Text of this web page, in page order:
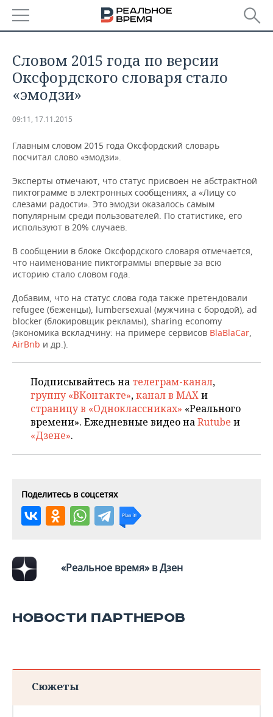
БАШКОРТОСТАН
ТАТАРСТАН
НОВОСТИ
АНАЛИТИКА
ДЕКЛАРАЦИИ О ДОХОДАХ
КОРОЛИ ГОСЗАКАЗА ПФО
ВУЗЫ ТАТАРСТАНА
ТОРГОВЫЕ ЦЕНТРЫ
ТАТАРСТАНА
НОВОСТИ ЭКОНОМИКИ
ФИНАНСЫ
БАНКИ
ИНВЕСТИЦИИ
ПРОМЫШЛЕННОСТЬ
НОВОСТИ
ПРОМЫШЛЕННОСТИ
АГРОПРОМ
МАШИНОСТРОЕНИЕ
НЕФТЕХИМИЯ
НЕФТЬ
ОПК
ЭНЕРГЕТИКА
НЕДВИЖИМОСТЬ
НОВОСТИ НЕДВИЖИМОСТИ
АВТО
НОВОСТИ БИЗНЕСА
РОЗНИЧНАЯ ТОРГОВЛЯ
ТРАНСПОРТ
ТЕХНОЛОГИИ
НОВОСТИ ТЕХНОЛОГИЙ
IT
ТЕЛЕКОММУНИКАЦИИ
МЕРОПРИЯТИЯ
НОВОСТИ МЕРОПРИЯТИЙ
ВЫЕЗДНАЯ РЕДАКЦИЯ
БИЗНЕС-БРАНЧИ
ONLINE-КОНФЕРЕНЦИИ
ОТКРЫТАЯ ЛЕКЦИЯ
СПОРТ
НОВОСТИ СПОРТА
ФУТБОЛ
ХОККЕЙ
БАСКЕТБОЛ
КИБЕРСПОРТ
ФИГУРНОЕ КАТАНИЕ
ХОККЕЙ С МЯЧОМ
ОБЩЕСТВО
НОВОСТИ ОБЩЕСТВА
ВЛАСТЬ
ИНФРАСТРУКТУРА
КУЛЬТУРА
МЕДИЦИНА
ПРОИСШЕСТВИЯ
ФОТОГАЛЕРЕЯ
СЮЖЕТЫ
СПРАВОЧНИК
СПИСОК КОМПАНИЙ
​Словом 2015 года по версии
Оксфордского словаря стало
«эмодзи»
09:11, 17.11.2015
Главным словом 2015 года Оксфордский словарь
посчитал слово «эмодзи».
Эксперты отмечают, что статус присвоен не абстрактной
пиктограмме в электронных сообщениях, а «Лицу со
слезами радости». Это эмодзи оказалось самым
популярным среди пользователей. По статистике, его
используют в 20% случаев.
В сообщении в блоке Оксфордского словаря отмечается,
что наименование пиктограммы впервые за всю
историю стало словом года.
Добавим, что на статус слова года также претендовали
refugee (беженцы), lumbersexual (мужчина с бородой), ad
blocker (блокировщик рекламы), sharing economy
(экономика вскладчину: на примере сервисов BlaBlaCar,
AirBnb и др.).
Подписывайтесь на телеграм-канал,
группу «ВКонтакте»,канал в MAXи
страницу в «Одноклассниках» «Реального
времени». Ежедневные видео наRutube и
«Дзене».
Поделитесь в соцсетях
«Реальное время» в Дзен
НОВОСТИ ПАРТНЕРОВ
Сюжеты